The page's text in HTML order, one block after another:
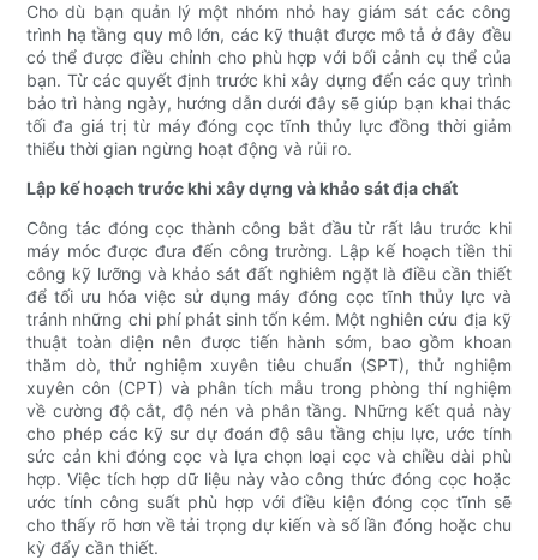
Cho dù bạn quản lý một nhóm nhỏ hay giám sát các công
trình hạ tầng quy mô lớn, các kỹ thuật được mô tả ở đây đều
có thể được điều chỉnh cho phù hợp với bối cảnh cụ thể của
bạn. Từ các quyết định trước khi xây dựng đến các quy trình
bảo trì hàng ngày, hướng dẫn dưới đây sẽ giúp bạn khai thác
tối đa giá trị từ máy đóng cọc tĩnh thủy lực đồng thời giảm
thiểu thời gian ngừng hoạt động và rủi ro.
Lập kế hoạch trước khi xây dựng và khảo sát địa chất
Công tác đóng cọc thành công bắt đầu từ rất lâu trước khi
máy móc được đưa đến công trường. Lập kế hoạch tiền thi
công kỹ lưỡng và khảo sát đất nghiêm ngặt là điều cần thiết
để tối ưu hóa việc sử dụng máy đóng cọc tĩnh thủy lực và
tránh những chi phí phát sinh tốn kém. Một nghiên cứu địa kỹ
thuật toàn diện nên được tiến hành sớm, bao gồm khoan
thăm dò, thử nghiệm xuyên tiêu chuẩn (SPT), thử nghiệm
xuyên côn (CPT) và phân tích mẫu trong phòng thí nghiệm
về cường độ cắt, độ nén và phân tầng. Những kết quả này
cho phép các kỹ sư dự đoán độ sâu tầng chịu lực, ước tính
sức cản khi đóng cọc và lựa chọn loại cọc và chiều dài phù
hợp. Việc tích hợp dữ liệu này vào công thức đóng cọc hoặc
ước tính công suất phù hợp với điều kiện đóng cọc tĩnh sẽ
cho thấy rõ hơn về tải trọng dự kiến ​​và số lần đóng hoặc chu
kỳ đẩy cần thiết.